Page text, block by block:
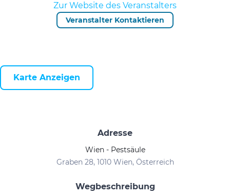
Zur Website des Veranstalters
Veranstalter Kontaktieren
Karte Anzeigen
Adresse
Wien - Pestsäule
Graben 28, 1010 Wien, Österreich
Wegbeschreibung